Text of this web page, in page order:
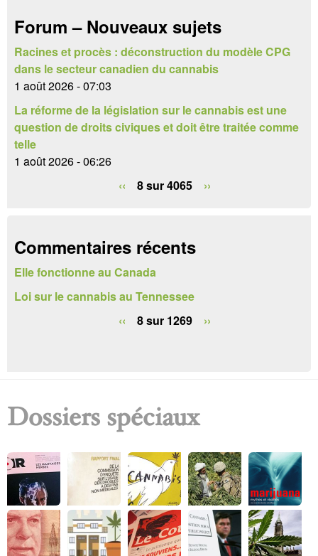
i
r
e
d
e
r
h
e
r
e
r
Forum – Nouveaux sujets
Racines et procès : déconstruction du modèle CPG
dans le secteur canadien du cannabis
1 août 2026 - 07:03
La réforme de la législation sur le cannabis est une
question de droits civiques et doit être traitée comme
telle
1 août 2026 - 06:26
‹‹
8 sur 4065 ››
Commentaires récents
Elle fonctionne au Canada
Loi sur le cannabis au Tennessee
‹‹
8 sur 1269 ››
Dossiers spéciaux